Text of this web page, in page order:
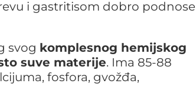
i gastritisom dobro podnose
svog komplesnog hemijskog
suve materije. Ima 85-88
fosfora, gvožđa,